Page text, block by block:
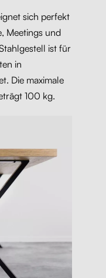
sich perfekt
Meetings und
ist für
in
Die maximale
100 kg.